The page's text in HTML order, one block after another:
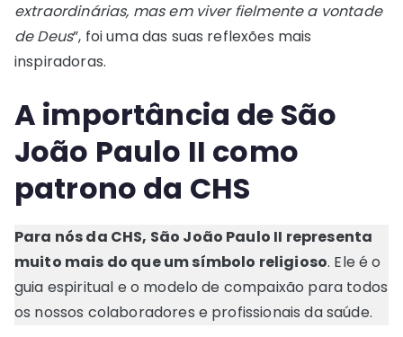
extraordinárias, mas em viver fielmente a vontade
de Deus”, foi uma das suas reflexões mais
inspiradoras.
A importância de São
João Paulo II como
patrono da CHS
Para nós da CHS, São João Paulo II representa
muito mais do que um símbolo religioso. Ele é o
guia espiritual e o modelo de compaixão para todos
os nossos colaboradores e profissionais da saúde.